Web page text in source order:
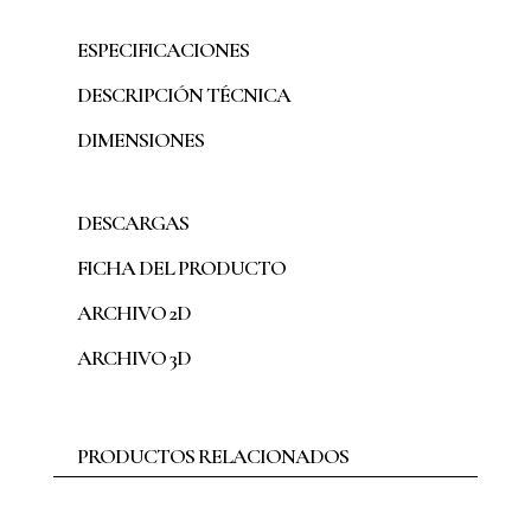
ESPECIFICACIONES
DESCRIPCIÓN TÉCNICA
DIMENSIONES
DESCARGAS
FICHA DEL PRODUCTO
ARCHIVO 2D
ARCHIVO 3D
PRODUCTOS RELACIONADOS